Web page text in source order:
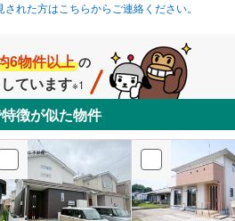
れた方はこちらからご連絡ください。
6物件以上 の
ています※1
徴が似た物件